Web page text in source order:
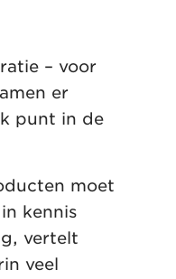
– voor
er
punt in de
moet
kennis
vertelt
veel